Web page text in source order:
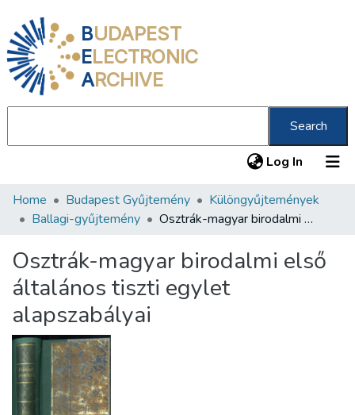
BUDAPEST
ELECTRONIC
ARCHIVE
Search
Log In (current)
Communities & Collections
Statistics
About us
Home Budapest Gyűjtemény
Különgyűjtemények
Ballagi-gyűjtemény
Osztrák-magyar birodalmi első általános tiszti egylet alapszabályai
Osztrák-magyar birodalmi első
általános tiszti egylet
alapszabályai